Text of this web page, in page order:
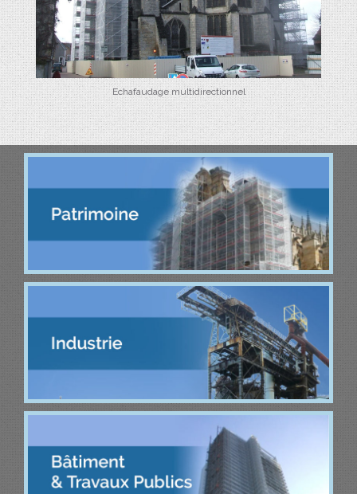
Echafaudage multidirectionnel